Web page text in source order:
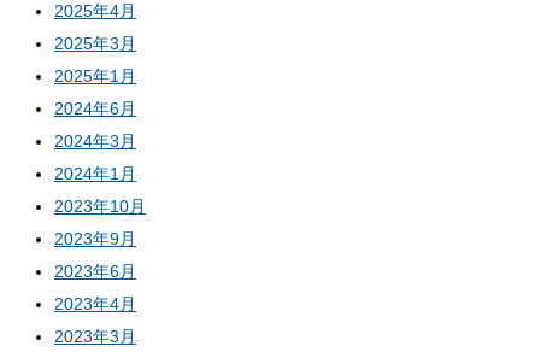
2025年4月
2025年3月
2025年1月
2024年6月
2024年3月
2024年1月
2023年10月
2023年9月
2023年6月
2023年4月
2023年3月